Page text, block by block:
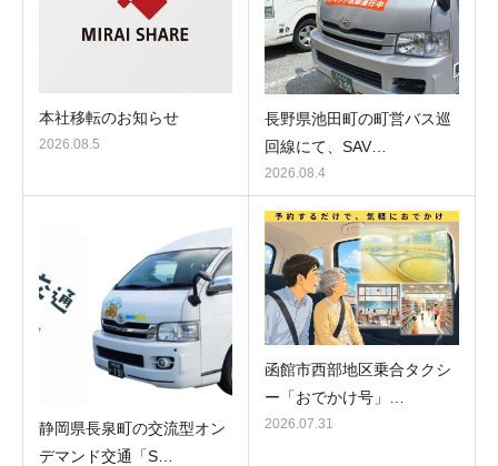
本社移転のお知らせ
2026.08.5
長野県池田町の町営バス巡
回線にて、SAV…
2026.08.4
静岡県長泉町の交流型オン
デマンド交通「S…
函館市西部地区乗合タクシ
ー「おでかけ号」…
2026.07.31